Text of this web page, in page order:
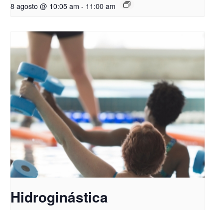
8 agosto @ 10:05 am - 11:00 am
Hidroginástica